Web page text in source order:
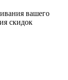
вашего
скидок